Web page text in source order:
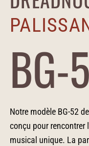
BG-
Notre modèle BG-52
conçu pour rencontrer
musical unique. La